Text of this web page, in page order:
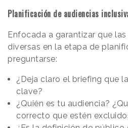
Planificación de audiencias
Enfocada a garantizar que
diversas en la etapa de
preguntarse:
¿Deja claro el briefing que
clave?
¿Quién es tu audiencia?
correcto que estén